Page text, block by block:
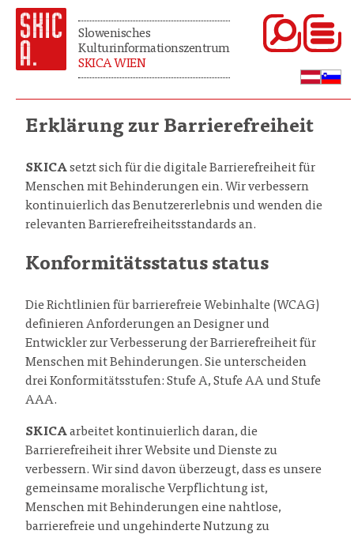
Slowenisches
Kulturinformationszentrum
SKICA WIEN
Erklärung zur Barrierefreiheit
SKICAsetzt sich für die digitale Barrierefreiheit für
Menschen mit Behinderungen ein. Wir verbessern
kontinuierlich das Benutzererlebnis und wenden die
relevanten Barrierefreiheitsstandards an.
Konformitätsstatus status
Die Richtlinien für barrierefreie Webinhalte (WCAG)
definieren Anforderungen an Designer und
Entwickler zur Verbesserung der Barrierefreiheit für
Menschen mit Behinderungen. Sie unterscheiden
drei Konformitätsstufen: Stufe A, Stufe AA und Stufe
AAA.
SKICAarbeitet kontinuierlich daran, die
Barrierefreiheit ihrer Website und Dienste zu
verbessern. Wir sind davon überzeugt, dass es unsere
gemeinsame moralische Verpflichtung ist,
Menschen mit Behinderungen eine nahtlose,
barrierefreie und ungehinderte Nutzung zu